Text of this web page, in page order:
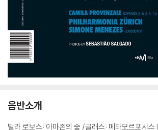
음반소개
빌라 로보스: 아마존의 숲 /글래스: 메타모르포시스 I